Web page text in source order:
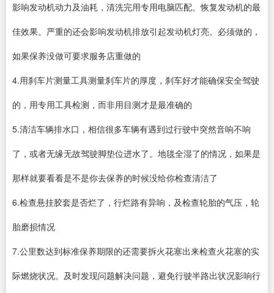
影响发动机动力及油耗，清洗完用专用电脑匹配。恢复发动机的最
佳效果。严重的还会影响发动机排放引起发动机灯亮。必须做的，
如果保养没做可要求服务店重做的
4.用刹车片测量工具测量刹车片的厚度，刹车好才能确保安全驾驶
的，用专用工具检测，而非用目测才是最准确的
5.清洁车辆排水口，相信很多车辆有遇到过行驶中突然音响不响
了，或者无缘无故驾驶脚垫位进水了。地毯全湿了的情况，如果是
那样就要看看是不是你去保养的时候没给你检查清洁了
6.检查悬挂胶套是否烂了，行烂路有异响，及检查轮胎的气压，轮
胎磨损情况
7.公里数达到标准保养期限的还需要拆火花塞出来检查火花塞的实
际燃烧状况。及时发现问题解决问题，避免行驶半路出状况影响行